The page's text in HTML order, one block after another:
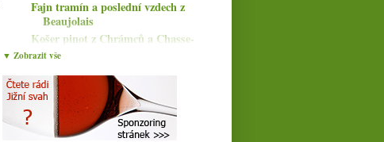
Fajn tramín a poslední vzdech z
Beaujolais
Košer pinot z Chrámců a Chasse-
Spleen
vinných lístcích, víno...
Champagne Bollinger aka
Bublanžér
Co vás baví na svatomartinském?
▼ Zobrazit vše